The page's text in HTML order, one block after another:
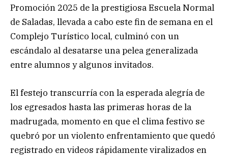
Promoción 2025 de la prestigiosa Escuela Normal
de Saladas, llevada a cabo este fin de semana en el
Complejo Turístico local, culminó con un
escándalo al desatarse una pelea generalizada
entre alumnos y algunos invitados.
El festejo transcurría con la esperada alegría de
los egresados hasta las primeras horas de la
madrugada, momento en que el clima festivo se
quebró por un violento enfrentamiento que quedó
registrado en videos rápidamente viralizados en